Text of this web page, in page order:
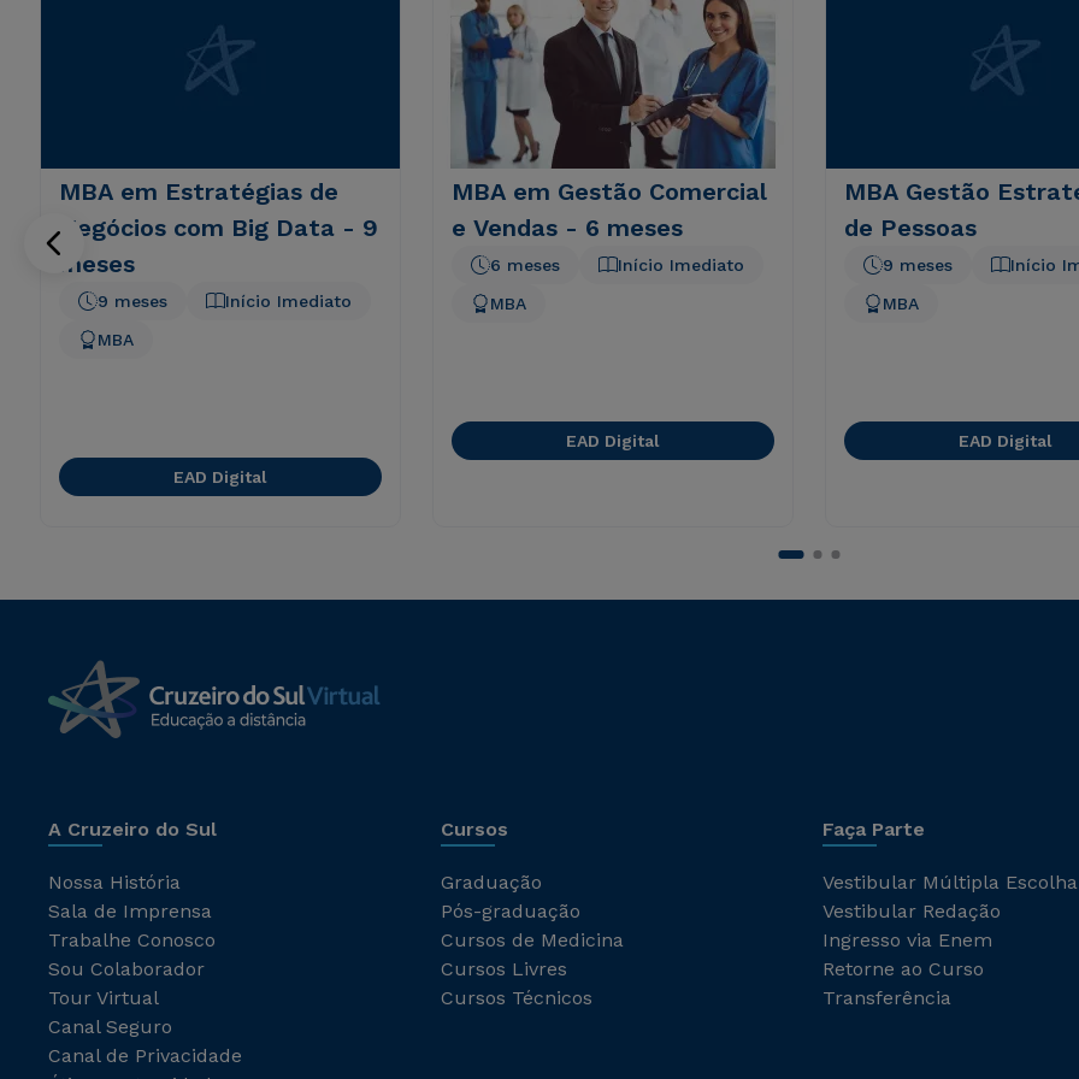
MBA em Estratégias de
Negócios com Big Data - 9
meses
Início Imediato
9 meses
MBA
EAD Digital
MBA em Gestão Comercial
e Vendas - 6 meses
Início Imediato
6 meses
MBA
EAD Digital
MBA Gestão
de Pessoas
Início
9 meses
MBA
EAD Digital
A Cruzeiro do Sul
Nossa História
Sala de Imprensa
Trabalhe Conosco
Sou Colaborador
Tour Virtual
Canal Seguro
Canal de Privacidade
Cursos
Graduação
Pós-graduação
Cursos de Medicina
Cursos Livres
Cursos Técnicos
Faça Parte
Vestibular Múltipla Escolha
Vestibular Redação
Ingresso via Enem
Retorne ao Curso
Transferência